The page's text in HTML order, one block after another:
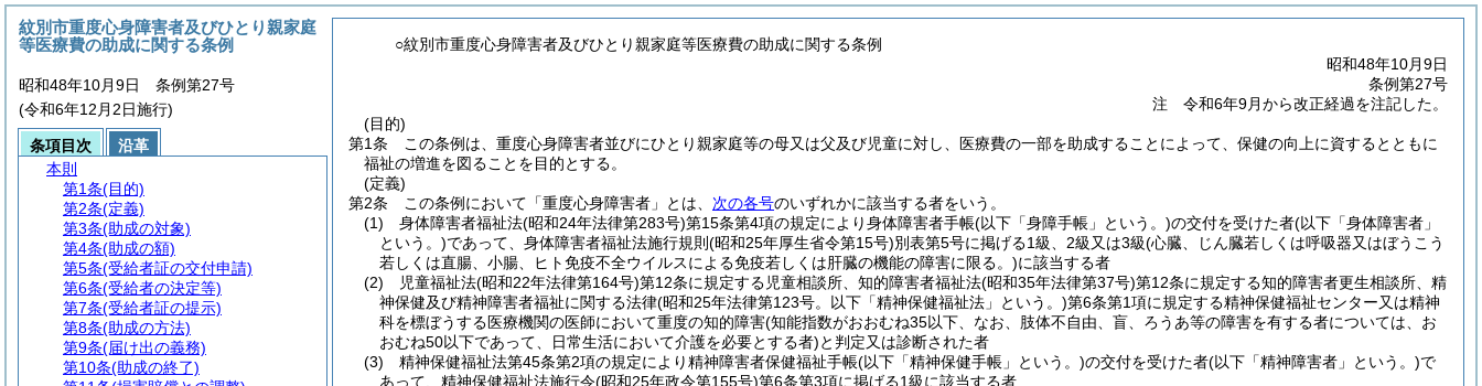
○紋別市重度心身障害者及びひとり親家庭等医療費の助成に関する条例
昭和48年10月9日
条例第27号
注 令和6年9月から改正経過を注記した。
(目的)
第1条
この条例は、重度心身障害者並びにひとり親家庭等の母又は父及び児童に対し、医療費の一部を助成することによって、保健の向上に資するとともに
福祉の増進を図ることを目的とする。
(定義)
第2条
この条例において「重度心身障害者」とは、 次の各号のいずれかに該当する者をいう。
(1)
身体障害者福祉法(昭和24年法律第283号)第15条第4項の規定により身体障害者手帳(以下「身障手帳」という。)の交付を受けた者(以下「身体障害者」
という。)であって、身体障害者福祉法施行規則 (昭和25年厚生省令第15号)別表第5号に掲げる1級、2級又は3級(心臓、じん臓若しくは呼吸器又はぼうこう
若しくは直腸、小腸、ヒト免疫不全ウイルスによる免疫若しくは肝臓の機能の障害に限る。)に該当する者
(2)
児童福祉法(昭和22年法律第164号)第12条に規定する児童相談所、知的障害者福祉法(昭和35年法律第37号)第12条に規定する知的障害者更生相談所、精
神保健及び精神障害者福祉に関する法律(昭和25年法律第123号。以下「精神保健福祉法」という。)第6条第1項に規定する精神保健福祉センター又は精神
科を標ぼうする医療機関の医師において重度の知的障害(知能指数がおおむね35以下、なお、肢体不自由、盲、ろうあ等の障害を有する者については、お
おむね50以下であって、日常生活において介護を必要とする者)と判定又は診断された者
(3)
精神保健福祉法第45条第2項の規定により精神障害者保健福祉手帳(以下「精神保健手帳」という。)の交付を受けた者(以下「精神障害者」という。)で
あって、精神保健福祉法施行令(昭和25年政令第155号)第6条第3項に掲げる1級に該当する者
紋別市重度心身障害者及びひとり親家庭
等医療費の助成に関する条例
昭和48年10月9日 条例第27号
(令和6年12月2日施行)
条項目次
沿革
本則
第1条(目的)
第2条(定義)
第3条(助成の対象)
第4条(助成の額)
第5条(受給者証の交付申請)
第6条(受給者の決定等)
第7条(受給者証の提示)
第8条(助成の方法)
第9条(届け出の義務)
第10条(助成の終了)